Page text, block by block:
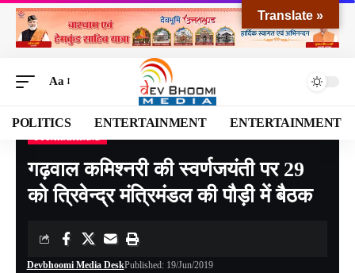
Aa
POLITICS ENTERTAINMENT ENTERTAINMENT
Devbhoomi Media>Blog>NATIONAL>UTTARAKHAND >गढ़वाल कमिश्नरी की स्वर्णजयंती पर 29 को त्रिवेन्द्र मंत्रिमंडल की पौड़ी में बैठक
गढ़वाल कमिश्नरी की स्वर्णजयंती पर 29
को त्रिवेन्द्र मंत्रिमंडल की पौड़ी में बैठक
Devbhoomi Media DeskPublished: 19/Jun/2019
Translate »